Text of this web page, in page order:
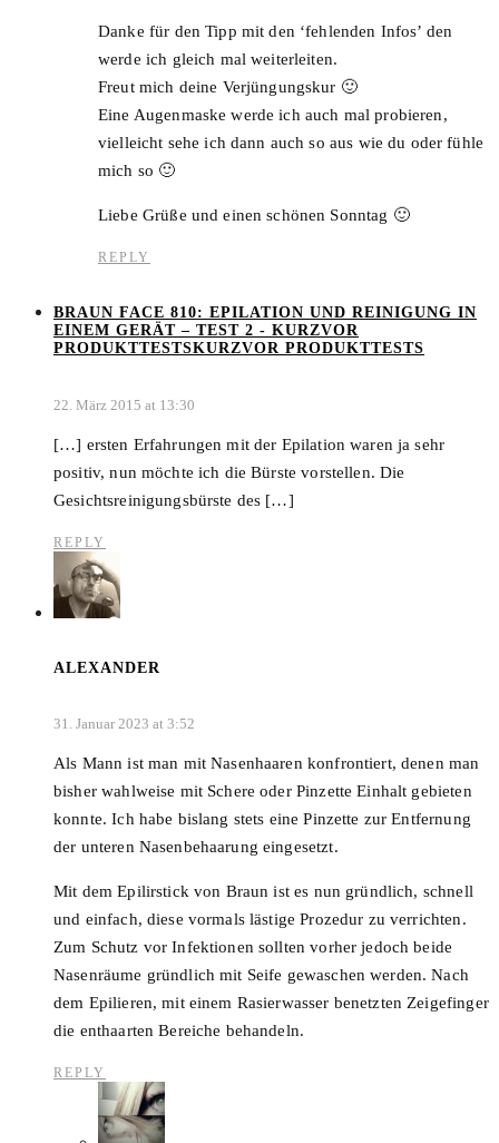
Danke für den Tipp mit den ‘fehlenden Infos’ den
werde ich gleich mal weiterleiten.
Freut mich deine Verjüngungskur 🙂
Eine Augenmaske werde ich auch mal probieren,
vielleicht sehe ich dann auch so aus wie du oder fühle
mich so 🙂
Liebe Grüße und einen schönen Sonntag 🙂
REPLY
BRAUN FACE 810: EPILATION UND REINIGUNG IN
EINEM GERÄT – TEST 2 - KURZVOR
PRODUKTTESTSKURZVOR PRODUKTTESTS
22. März 2015 at 13:30
[…] ersten Erfahrungen mit der Epilation waren ja sehr
positiv, nun möchte ich die Bürste vorstellen. Die
Gesichtsreinigungsbürste des […]
REPLY
ALEXANDER
31. Januar 2023 at 3:52
Als Mann ist man mit Nasenhaaren konfrontiert, denen man
bisher wahlweise mit Schere oder Pinzette Einhalt gebieten
konnte. Ich habe bislang stets eine Pinzette zur Entfernung
der unteren Nasenbehaarung eingesetzt.
Mit dem Epilirstick von Braun ist es nun gründlich, schnell
und einfach, diese vormals lästige Prozedur zu verrichten.
Zum Schutz vor Infektionen sollten vorher jedoch beide
Nasenräume gründlich mit Seife gewaschen werden. Nach
dem Epilieren, mit einem Rasierwasser benetzten Zeigefinger
die enthaarten Bereiche behandeln.
REPLY